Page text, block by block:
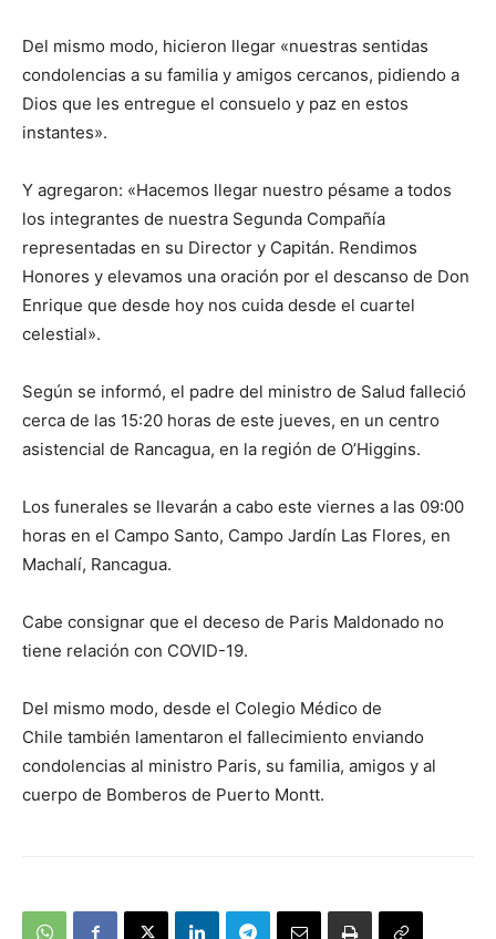
Del mismo modo, hicieron llegar «nuestras sentidas
condolencias a su familia y amigos cercanos, pidiendo a
Dios que les entregue el consuelo y paz en estos
instantes».
Y agregaron: «Hacemos llegar nuestro pésame a todos
los integrantes de nuestra Segunda Compañía
representadas en su Director y Capitán. Rendimos
Honores y elevamos una oración por el descanso de Don
Enrique que desde hoy nos cuida desde el cuartel
celestial».
Según se informó, el padre del ministro de Salud falleció
cerca de las 15:20 horas de este jueves, en un centro
asistencial de Rancagua, en la región de O’Higgins.
Los funerales se llevarán a cabo este viernes a las 09:00
horas en el Campo Santo, Campo Jardín Las Flores, en
Machalí, Rancagua.
Cabe consignar que el deceso de Paris Maldonado no
tiene relación con COVID-19.
Del mismo modo, desde el Colegio Médico de
Chile también lamentaron el fallecimiento enviando
condolencias al ministro Paris, su familia, amigos y al
cuerpo de Bomberos de Puerto Montt.